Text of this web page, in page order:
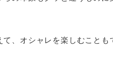
、オシャレを楽しむことも